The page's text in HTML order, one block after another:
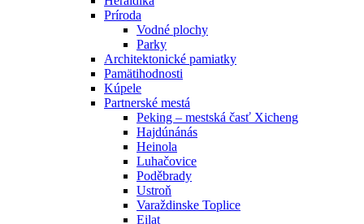
Príroda
Vodné plochy
Parky
Architektonické pamiatky
Pamätihodnosti
Kúpele
Partnerské mestá
Peking – mestská časť Xicheng
Hajdúnánás
Heinola
Luhačovice
Poděbrady
Ustroň
Varaždinske Toplice
Eilat